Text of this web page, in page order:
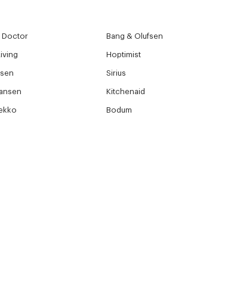
Doctor Bang & Olufsen
Hoptimist
Sirius
Kitchenaid
Bodum